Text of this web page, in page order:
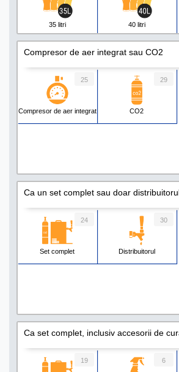
35 litri 40 litri
55 litri 60 litri
Compresor de aer integrat sau CO2
Compresor de aer integrat
25
CO2
29
Ca un set complet sau doar
Set complet
24
Distribuitorul
30
Ca set complet, inclusiv accesorii de
19 6